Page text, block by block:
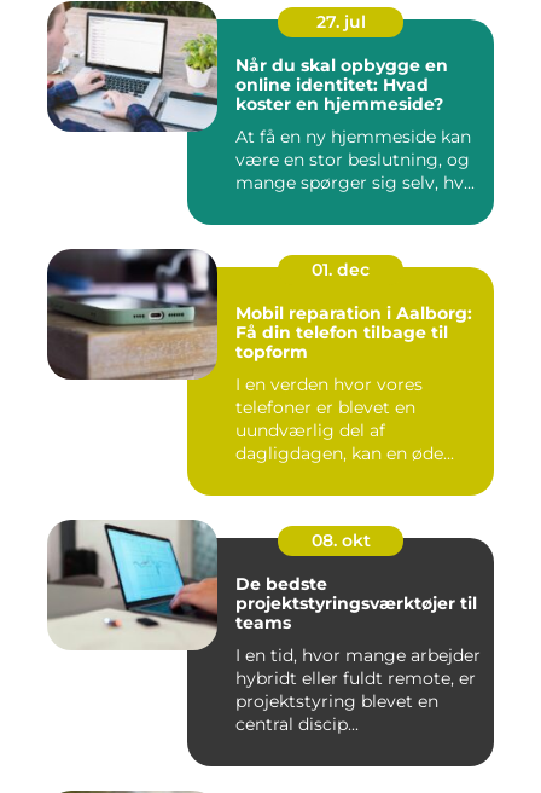
27. jul
Når du skal opbygge en
online identitet: Hvad
koster en hjemmeside?
At få en ny hjemmeside kan
være en stor beslutning, og
mange spørger sig selv, hv...
01. dec
Mobil reparation i Aalborg:
Få din telefon tilbage til
topform
I en verden hvor vores
telefoner er blevet en
uundværlig del af
dagligdagen, kan en øde...
08. okt
De bedste
projektstyringsværktøjer til
teams
I en tid, hvor mange arbejder
hybridt eller fuldt remote, er
projektstyring blevet en
central discip...